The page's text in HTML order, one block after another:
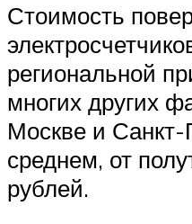
Стоимость
региональной
многих других
Москве и Санкт-
среднем, от
рублей.